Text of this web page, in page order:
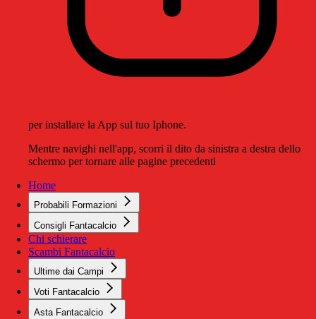
per installare la App sul tuo Iphone.
Mentre navighi nell'app, scorri il dito da sinistra a destra dello
schermo per tornare alle pagine precedenti
Home
Probabili Formazioni
Consigli Fantacalcio
Chi schierare
Scambi Fantacalcio
Ultime dai Campi
Voti Fantacalcio
Asta Fantacalcio